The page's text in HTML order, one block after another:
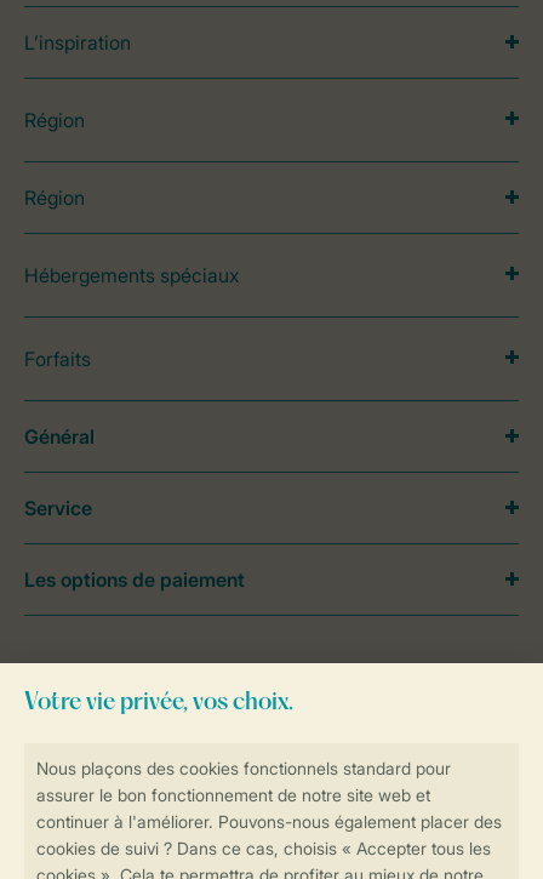
L’inspiration
Région
Région
Hébergements spéciaux
Forfaits
contactez notreContact Center.
Général
Service
Les options de paiement